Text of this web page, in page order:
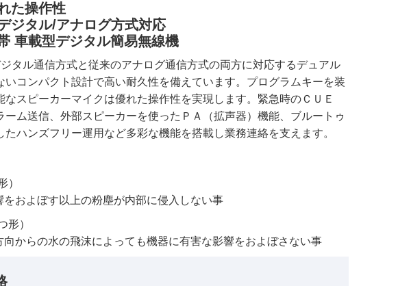
た操作性
ジタル/アナログ方式対応
車載型デジタル簡易無線機
タル通信方式と従来のアナログ通信方式の両方に対応するデュアル
いコンパクト設計で高い耐久性を備えています。プログラムキーを装
スピーカーマイクは優れた操作性を実現します。緊急時のＣＵＥ
ーム送信、外部スピーカーを使ったＰＡ（拡声器）機能、ブルートゥ
ハンズフリー運用など多彩な機能を搭載し業務連絡を支えます。
）
およぼす以上の粉塵が内部に侵入しない事
形）
からの水の飛沫によっても機器に有害な影響をおよぼさない事